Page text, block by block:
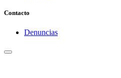
Contacto
Denuncias